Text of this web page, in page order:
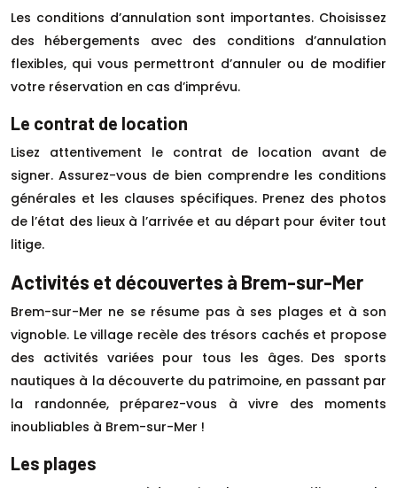
Les conditions d’annulation sont importantes. Choisissez
des hébergements avec des conditions d’annulation
flexibles, qui vous permettront d’annuler ou de modifier
votre réservation en cas d’imprévu.
Le contrat de location
Lisez attentivement le contrat de location avant de
signer. Assurez-vous de bien comprendre les conditions
générales et les clauses spécifiques. Prenez des photos
de l’état des lieux à l’arrivée et au départ pour éviter tout
litige.
Activités et découvertes à Brem-sur-Mer
Brem-sur-Mer ne se résume pas à ses plages et à son
vignoble. Le village recèle des trésors cachés et propose
des activités variées pour tous les âges. Des sports
nautiques à la découverte du patrimoine, en passant par
la randonnée, préparez-vous à vivre des moments
inoubliables à Brem-sur-Mer !
Les plages